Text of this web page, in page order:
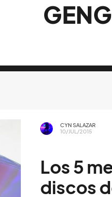
CYN SALAZAR
10/JUL/2015
Los 5
discos